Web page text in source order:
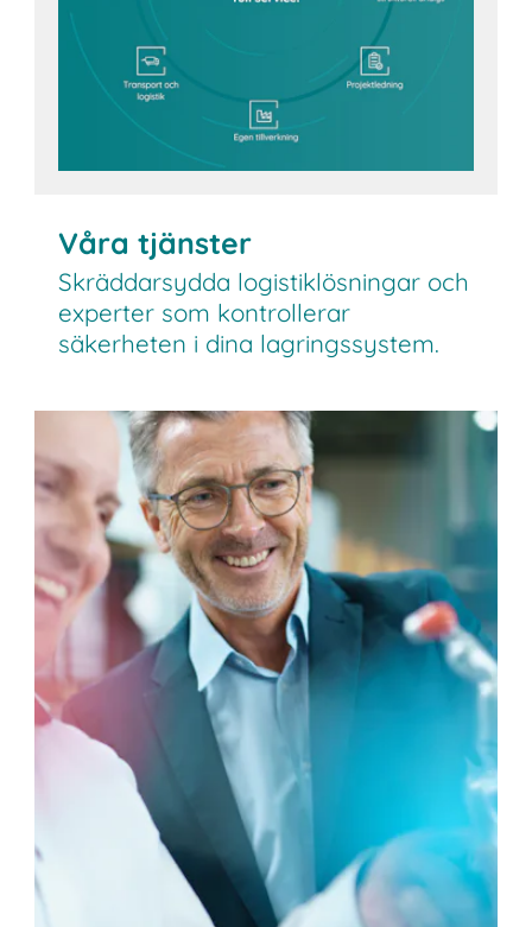
Våra tjänster
Skräddarsydda logistiklösningar och
experter som kontrollerar
säkerheten i dina lagringssystem.